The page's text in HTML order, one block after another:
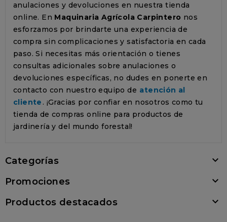
anulaciones y devoluciones en nuestra tienda
online. En Maquinaria Agrícola Carpintero nos
esforzamos por brindarte una experiencia de
compra sin complicaciones y satisfactoria en cada
paso. Si necesitas más orientación o tienes
consultas adicionales sobre anulaciones o
devoluciones específicas, no dudes en ponerte en
contacto con nuestro equipo de atención al
cliente . ¡Gracias por confiar en nosotros como tu
tienda de compras online para productos de
jardinería y del mundo forestal!
Categorías 
Promociones 
Productos destacados 